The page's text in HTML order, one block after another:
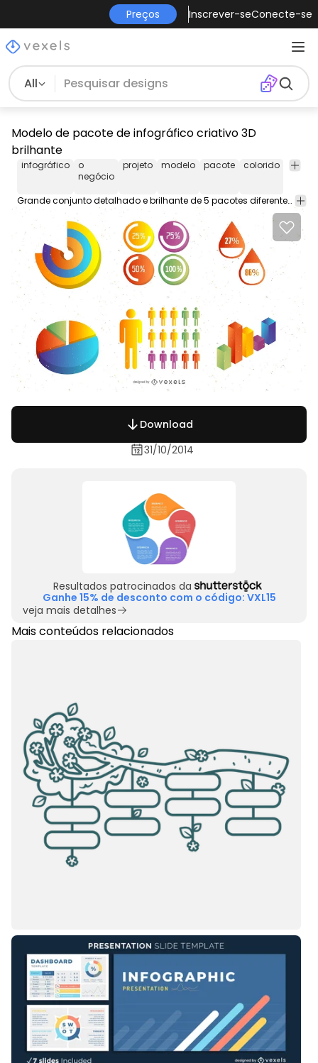
Preços Inscrever-seConecte-se
All
Modelo de pacote de infográfico criativo 3D
brilhante
infográfico
o
negócio
projeto modelo pacote colorido
Grande conjunto detalhado e brilhante de 5 pacotes diferentes de modelos de infográfico feitos com vários estilos de gráficos barras sinais ícones dispositivos de tecnologia mapas fitas setas e muito mais. Os designs estão em esquemas de cores relevantes com visual 3D e estilo plano para empresas e negócios modernos. Aproveitar!!
Download
31/10/2014
Resultados patrocinados da
Ganhe 15% de desconto com o código: VXL15
veja mais detalhes
Mais conteúdos relacionados